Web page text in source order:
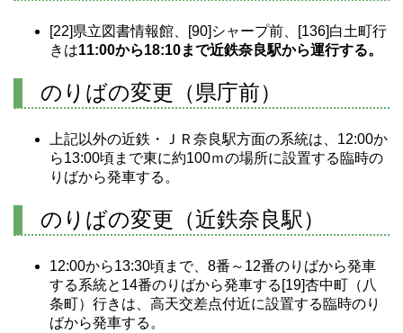
[22]県立図書情報館、[90]シャープ前、[136]白土町行
きは11:00から18:10まで近鉄奈良駅から運行する。
のりばの変更（県庁前）
上記以外の近鉄・ＪＲ奈良駅方面の系統は、12:00か
ら13:00頃まで東に約100ｍの場所に設置する臨時の
りばから発車する。
のりばの変更（近鉄奈良駅）
12:00から13:30頃まで、8番～12番のりばから発車
する系統と14番のりばから発車する[19]杏中町（八
条町）行きは、高天交差点付近に設置する臨時のり
ばから発車する。